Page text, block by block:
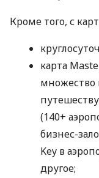
Кроме того, с
карта
(140+
бизнес-
Key в
другое;